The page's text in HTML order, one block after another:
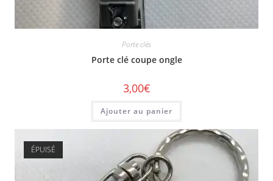
Porte clés
Porte clé coupe ongle
3,00€
Ajouter au panier
ÉPUISÉ